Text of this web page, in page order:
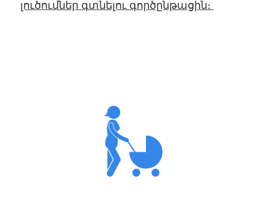
լուծումներ գտնելու գործընթացին։